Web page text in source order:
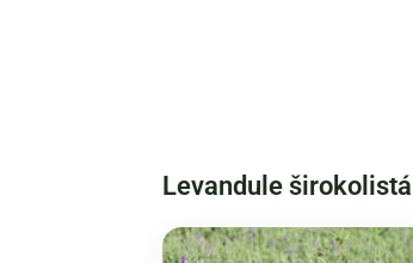
Levandule